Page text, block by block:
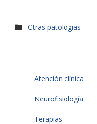
 Otras patologías
Atención clínica
Neurofisiología
Terapias